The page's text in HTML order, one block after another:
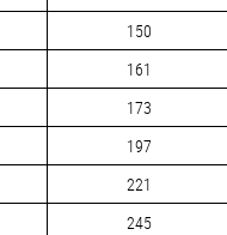
150
161
173
197
221
245